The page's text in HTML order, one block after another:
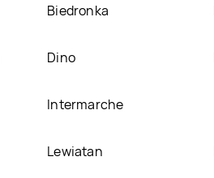
Biedronka
Dino
Intermarche
Lewiatan